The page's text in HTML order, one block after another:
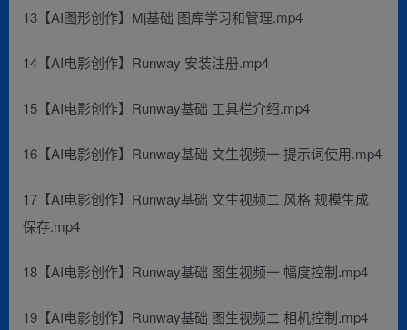
13【AI图形创作】Mj基础 图库学习和管理.mp4
14【AI电影创作】Runway 安装注册.mp4
15【AI电影创作】Runway基础 工具栏介绍.mp4
16【AI电影创作】Runway基础 文生视频一 提示词使用.mp4
17【AI电影创作】Runway基础 文生视频二 风格 规模生成
保存.mp4
18【AI电影创作】Runway基础 图生视频一 幅度控制.mp4
19【AI电影创作】Runway基础 图生视频二 相机控制.mp4